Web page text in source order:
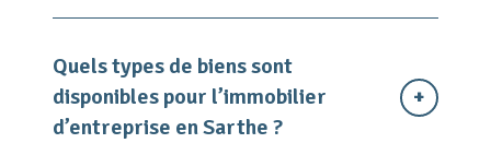
Quels types de biens sont
disponibles pour l’immobilier
d’entreprise en Sarthe ?